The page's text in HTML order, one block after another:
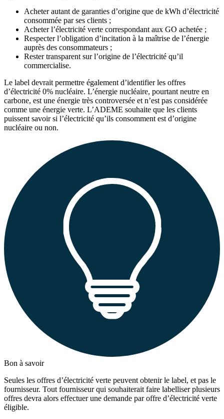
Acheter autant de garanties d’origine que de kWh d’électricité
consommée par ses clients ;
Acheter l’électricité verte correspondant aux GO achetée ;
Respecter l’obligation d’incitation à la maîtrise de l’énergie
auprès des consommateurs ;
Rester transparent sur l’origine de l’électricité qu’il
commercialise.
Le label devrait permettre également d’identifier les offres
d’électricité 0% nucléaire. L’énergie nucléaire, pourtant neutre en
carbone, est une énergie très controversée et n’est pas considérée
comme une énergie verte. L’ADEME souhaite que les clients
puissent savoir si l’électricité qu’ils consomment est d’origine
nucléaire ou non.
Bon à savoir
Seules les offres d’électricité verte peuvent obtenir le label, et pas le
fournisseur. Tout fournisseur qui souhaiterait faire labelliser plusieurs
offres devra alors effectuer une demande par offre d’électricité verte
éligible.